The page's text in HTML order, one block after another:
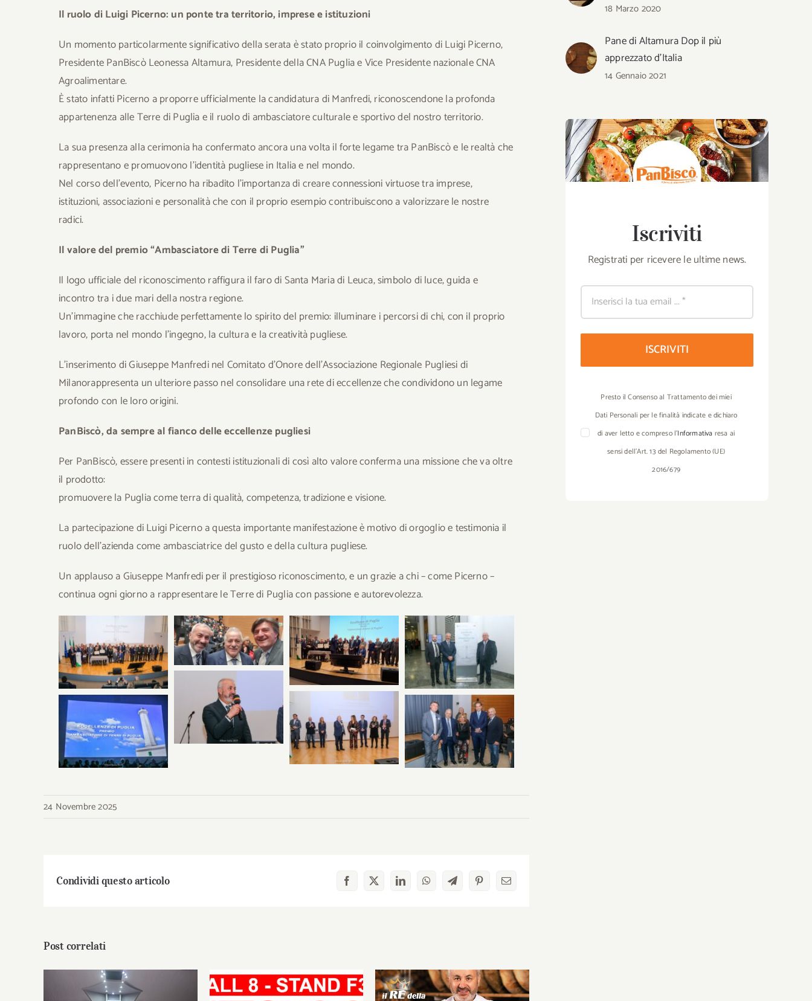
Il ruolo di Luigi Picerno: un ponte tra territorio, imprese e istituzioni
Un momento particolarmente significativo della serata è stato proprio il coinvolgimento di Luigi Picerno,
Presidente PanBiscò Leonessa Altamura, Presidente della CNA Puglia e Vice Presidente nazionale CNA
Agroalimentare.
È stato infatti Picerno a proporre ufficialmente la candidatura di Manfredi, riconoscendone la profonda
appartenenza alle Terre di Puglia e il ruolo di ambasciatore culturale e sportivo del nostro territorio.
La sua presenza alla cerimonia ha confermato ancora una volta il forte legame tra PanBiscò e le realtà che
rappresentano e promuovono l’identità pugliese in Italia e nel mondo.
Nel corso dell’evento, Picerno ha ribadito l’importanza di creare connessioni virtuose tra imprese,
istituzioni, associazioni e personalità che con il proprio esempio contribuiscono a valorizzare le nostre
radici.
Il valore del premio “Ambasciatore di Terre di Puglia”
Il logo ufficiale del riconoscimento raffigura il faro di Santa Maria di Leuca, simbolo di luce, guida e
incontro tra i due mari della nostra regione.
Un’immagine che racchiude perfettamente lo spirito del premio: illuminare i percorsi di chi, con il proprio
lavoro, porta nel mondo l’ingegno, la cultura e la creatività pugliese.
L’inserimento di Giuseppe Manfredi nel Comitato d’Onore dell’Associazione Regionale Pugliesi di
Milanorappresenta un ulteriore passo nel consolidare una rete di eccellenze che condividono un legame
profondo con le loro origini.
PanBiscò, da sempre al fianco delle eccellenze pugliesi
Per PanBiscò, essere presenti in contesti istituzionali di così alto valore conferma una missione che va oltre
il prodotto:
promuovere la Puglia come terra di qualità, competenza, tradizione e visione.
La partecipazione di Luigi Picerno a questa importante manifestazione è motivo di orgoglio e testimonia il
ruolo dell’azienda come ambasciatrice del gusto e della cultura pugliese.
Un applauso a Giuseppe Manfredi per il prestigioso riconoscimento, e un grazie a chi – come Picerno –
continua ogni giorno a rappresentare le Terre di Puglia con passione e autorevolezza.
24 Novembre 2025
Condividi questo articolo Facebook
X LinkedInWhatsAppTelegramPinterestEmail
Post correlati
18 Marzo 2020
Pane di Altamura Dop il più
apprezzato d’Italia
14 Gennaio 2021
Iscriviti
Registrati per ricevere le ultime news.
ISCRIVITI
Presto il Consenso al Trattamento dei miei
Dati Personali per le finalità indicate e dichiaro
di aver letto e compreso l’Informativa resa ai
sensi dell’Art. 13 del Regolamento (UE)
2016/679